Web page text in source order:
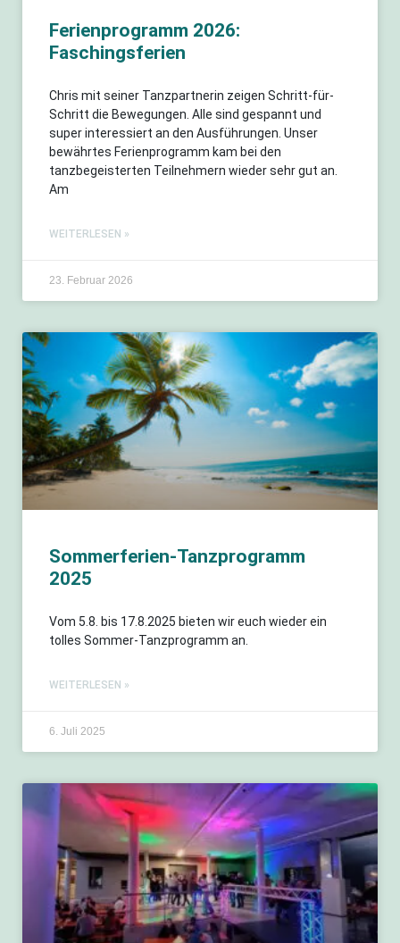
Ferienprogramm 2026:
Faschingsferien
Chris mit seiner Tanzpartnerin zeigen Schritt-für-
Schritt die Bewegungen. Alle sind gespannt und
super interessiert an den Ausführungen. Unser
bewährtes Ferienprogramm kam bei den
tanzbegeisterten Teilnehmern wieder sehr gut an.
Am
WEITERLESEN »
23. Februar 2026
Sommerferien-Tanzprogramm
2025
Vom 5.8. bis 17.8.2025 bieten wir euch wieder ein
tolles Sommer-Tanzprogramm an.
WEITERLESEN »
6. Juli 2025